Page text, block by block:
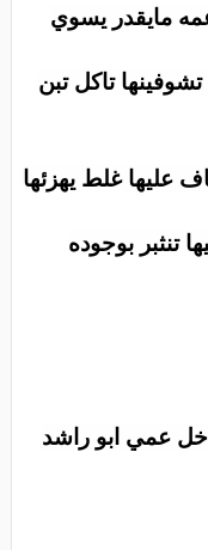
مايقدر يسوي
تاكل تبن
عليها غلط يهزئها
تنثبر بوجوده
عمي ابو راشد